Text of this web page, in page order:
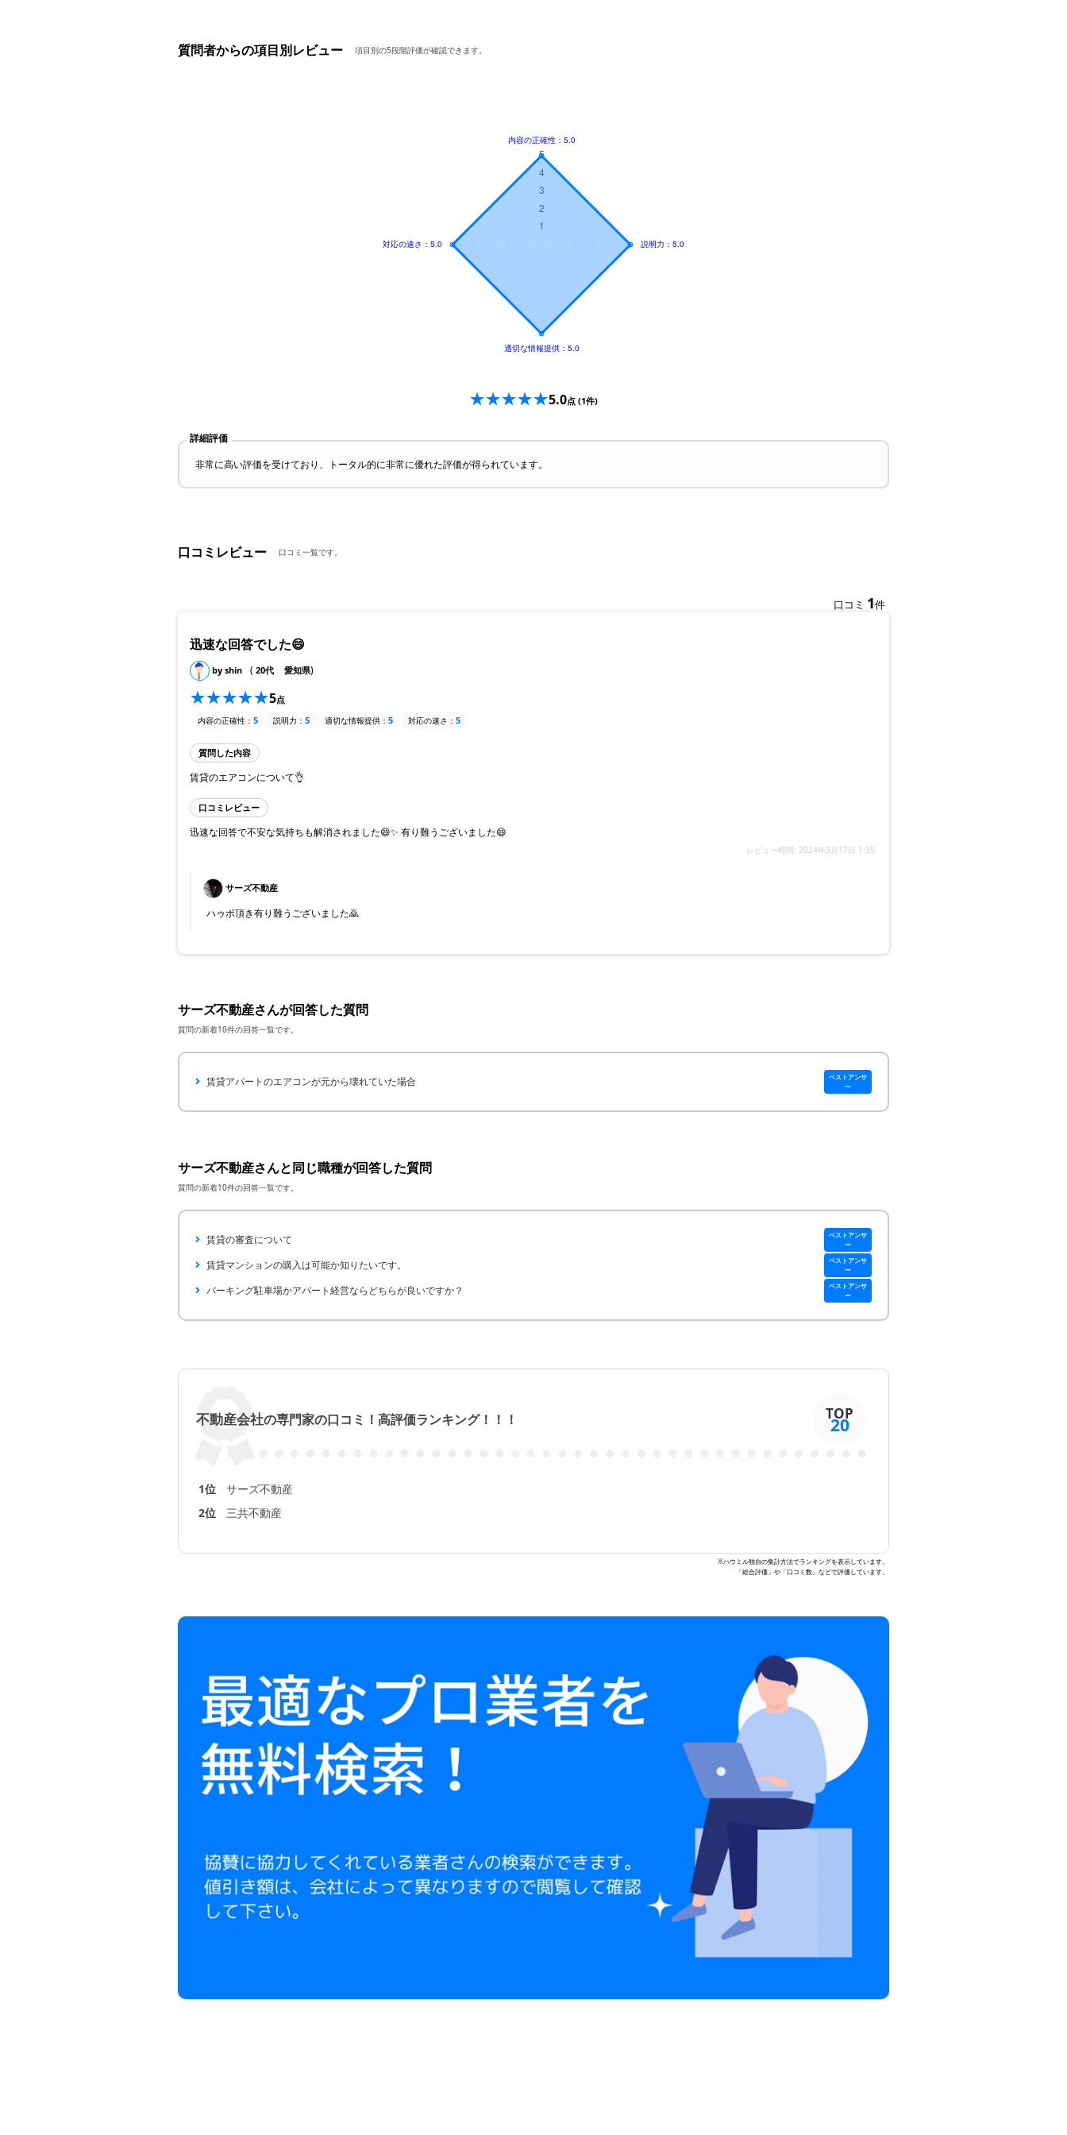
質問者からの項目別レビュー 項目別の5段階評価が確認できます。
5.0点(1件)
詳細評価
非常に高い評価を受けており、トータル的に非常に優れた評価が得られています。
口コミレビュー 口コミ一覧です。
口コミ 1件
迅速な回答でした😄
by shin ( 20代 愛知県)
5点
内容の正確性： 5 説明力： 5 適切な情報提供： 5 対応の速さ： 5
質問した内容
賃貸のエアコンについて👌
口コミレビュー
迅速な回答で不安な気持ちも解消されました😄✨ 有り難うございました😄
レビュー時間: 2024年3月17日 1:35
サーズ不動産
ハゥポ頂き有り難うございました🙇
サーズ不動産さんが回答した質問
質問の新着10件の回答一覧です。
賃貸アパートのエアコンが元から壊れていた場合
ベストアンサ
ー
サーズ不動産さんと同じ職種が回答した質問
質問の新着10件の回答一覧です。
賃貸の審査について
ベストアンサ
ー
賃貸マンションの購入は可能か知りたいです。
ベストアンサ
ー
パーキング駐車場かアパート経営ならどちらが良いですか？
ベストアンサ
ー
不動産会社の専門家の口コミ！高評価ランキング！！！ TOP
20
1位
サーズ不動産
2位
三共不動産
※ハウミル独自の集計方法でランキングを表示しています。
「総合評価」や「口コミ数」などで評価しています。